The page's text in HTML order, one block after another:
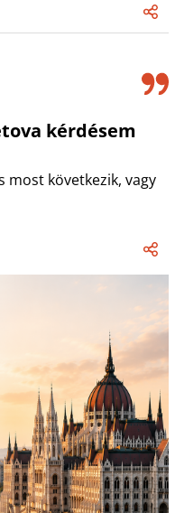
kérdésem
most következik, vagy